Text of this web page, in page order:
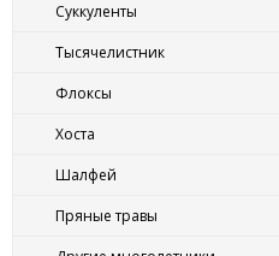
Суккуленты
Тысячелистник
Флоксы
Хоста
Шалфей
Пряные травы